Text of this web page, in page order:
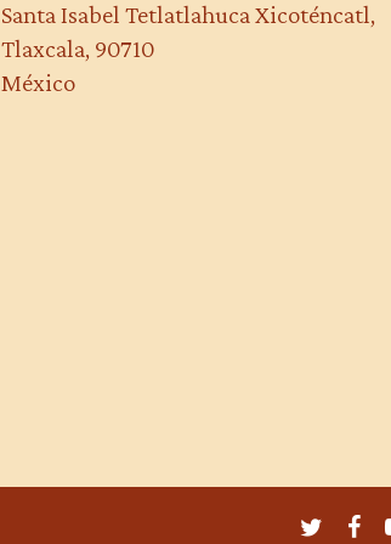
Santa Isabel Tetlatlahuca Xicoténcatl,
Tlaxcala, 90710
México
twitter